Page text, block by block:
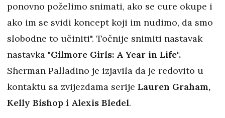
ponovno poželimo snimati, ako se cure okupe i
ako im se svidi koncept koji im nudimo, da smo
slobodne to učiniti". Točnije snimiti nastavak
nastavka "Gilmore Girls: A Year in Life".
Sherman Palladino je izjavila da je redovito u
kontaktu sa zvijezdama serije Lauren Graham,
Kelly Bishop i Alexis Bledel.